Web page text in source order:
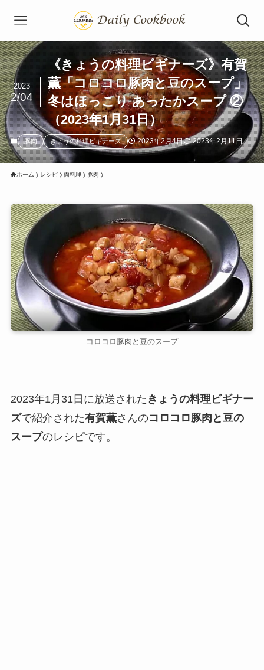
《きょうの料理ビギナーズ》有賀
薫「コロコロ豚肉と豆のスープ」
冬はほっこり あったかスープ ②
（2023年1月31日）
2023
2/04
豚肉 きょうの料理ビギナーズ 2023年2月4日 2023年2月11日
ホーム レシピ 肉料理 豚肉
コロコロ豚肉と豆のスープ
2023年1月31日に放送された きょうの料理ビギナー
ズで紹介された有賀薫さんのコロコロ豚肉と豆の
スープのレシピです。